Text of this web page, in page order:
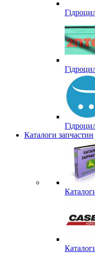
Каталоги запчастин